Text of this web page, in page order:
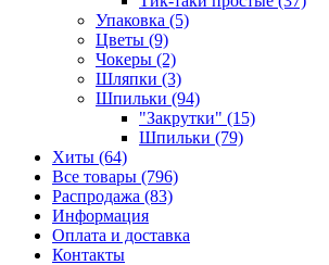
Упаковка (5)
Цветы (9)
Чокеры (2)
Шляпки (3)
Шпильки (94)
"Закрутки" (15)
Шпильки (79)
Хиты (64)
Все товары (796)
Распродажа (83)
Информация
Оплата и доставка
Контакты